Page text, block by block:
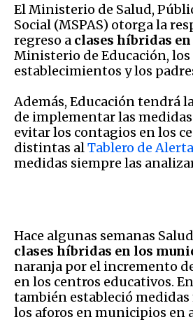
El Ministerio de Salud,
Social (MSPAS) otorga la
regreso a clases híbridas
Ministerio de Educación,
establecimientos y los
Además, Educación tendrá
de implementar las
evitar los contagios en los
distintas alTablero de
medidas siempre las
Hace algunas semanas
clases híbridas en los
naranja por el incremento
en los centros educativos.
también estableció medidas
los aforos en municipios en